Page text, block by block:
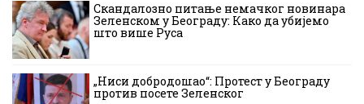
Скандалозно питање немачког новинара
Зеленском у Београду: Како да убијемо
што више Руса
„Ниси добродошао“: Протест у Београду
против посете Зеленског